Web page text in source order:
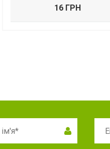
16 ГРН